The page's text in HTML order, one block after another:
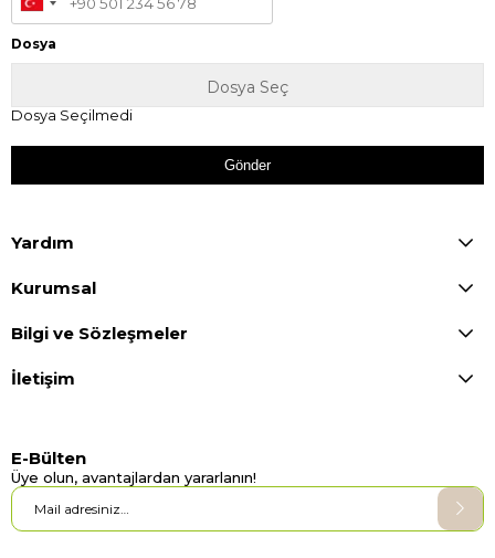
Dosya
Dosya Seçilmedi
Gönder
Yardım
Kurumsal
Bilgi ve Sözleşmeler
İletişim
E-Bülten
Üye olun, avantajlardan yararlanın!